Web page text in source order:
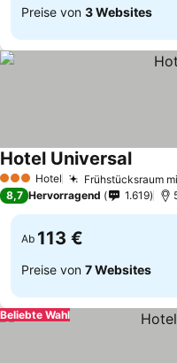
Preise von 3 Websites
3 SterneHotel Frühstücksraum
Hotel Universal
8,7 Hervorragend 1.619
Ab 113 €
Preise von 7 Websites
Beliebte Wahl